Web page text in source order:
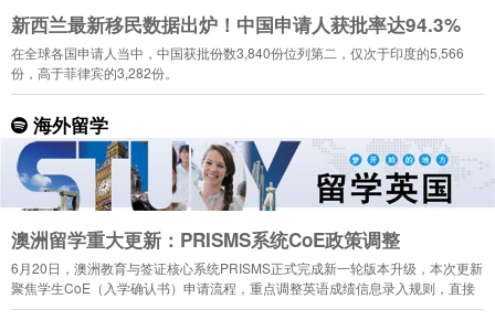
新西兰最新移民数据出炉！中国申请人获批率达94.3%
在全球各国申请人当中，中国获批份数3,840份位列第二，仅次于印度的5,566
份，高于菲律宾的3,282份。
海外留学
澳洲留学重大更新：PRISMS系统CoE政策调整
6月20日，澳洲教育与签证核心系统PRISMS正式完成新一轮版本升级，本次更新
聚焦学生CoE（入学确认书）申请流程，重点调整英语成绩信息录入规则，直接
影响2026年下半年入学的留学生申请。